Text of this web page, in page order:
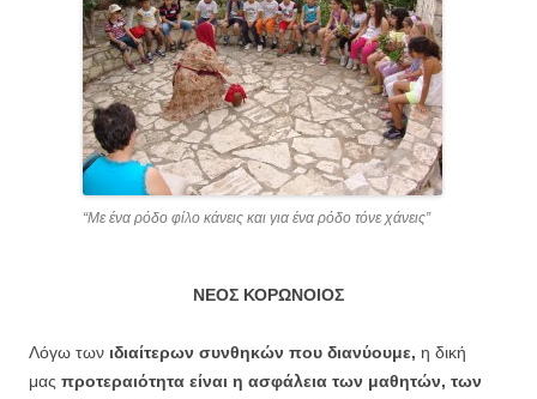
“Με ένα ρόδο φίλο κάνεις και για ένα ρόδο τόνε χάνεις”
ΝΕΟΣ ΚΟΡΩΝΟΙΟΣ
Λόγω των ιδιαίτερων συνθηκών που διανύουμε, η δική
μας προτεραιότητα είναι η ασφάλεια των μαθητών, των